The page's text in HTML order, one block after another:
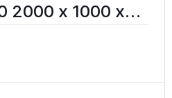
2000 x 1000 x
Merkezi-2013